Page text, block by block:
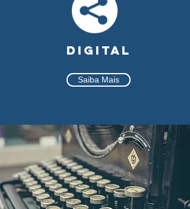
DIGITAL
Saiba Mais